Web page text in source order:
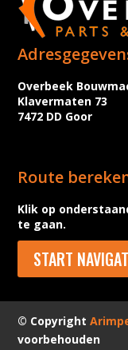
Overbeek
Klavermaten 73
7472 DD Goor
Route
Klik op
te gaan.
START
© Copyright
voorbehouden